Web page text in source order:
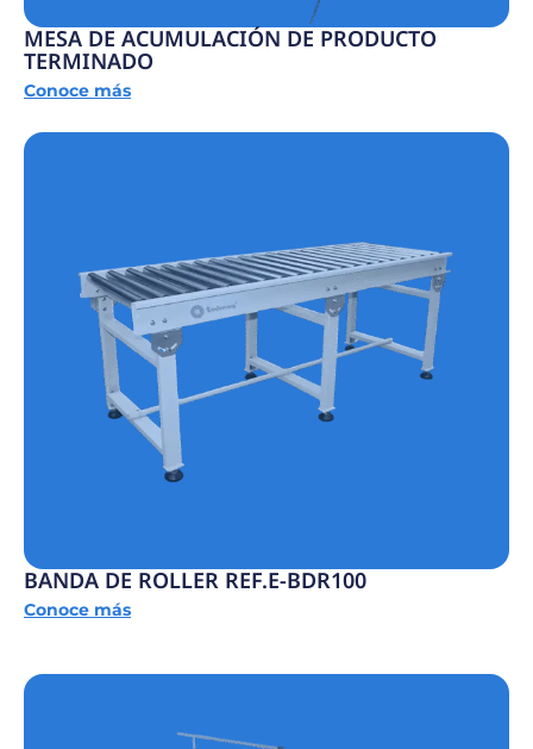
MESA DE ACUMULACIÓN DE PRODUCTO
TERMINADO
Conoce más
BANDA DE ROLLER REF.E-BDR100
Conoce más